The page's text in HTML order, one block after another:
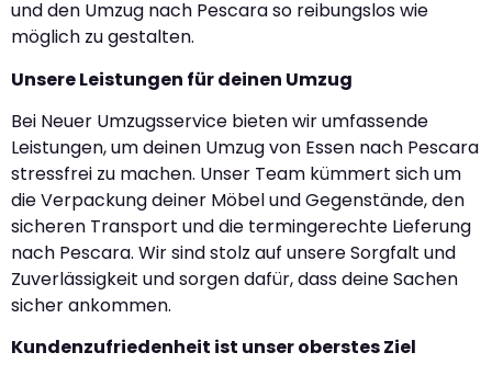
und den Umzug nach Pescara so reibungslos wie
möglich zu gestalten.
Unsere Leistungen für deinen Umzug
Bei Neuer Umzugsservice bieten wir umfassende
Leistungen, um deinen Umzug von Essen nach Pescara
stressfrei zu machen. Unser Team kümmert sich um
die Verpackung deiner Möbel und Gegenstände, den
sicheren Transport und die termingerechte Lieferung
nach Pescara. Wir sind stolz auf unsere Sorgfalt und
Zuverlässigkeit und sorgen dafür, dass deine Sachen
sicher ankommen.
Kundenzufriedenheit ist unser oberstes Ziel